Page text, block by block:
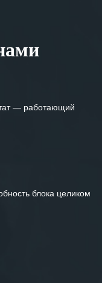
— работающий
блока целиком